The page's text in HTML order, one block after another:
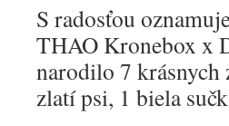
S radosťou
THAO Kronebox x
narodilo 7 krásnych
zlatí psi, 1 biela